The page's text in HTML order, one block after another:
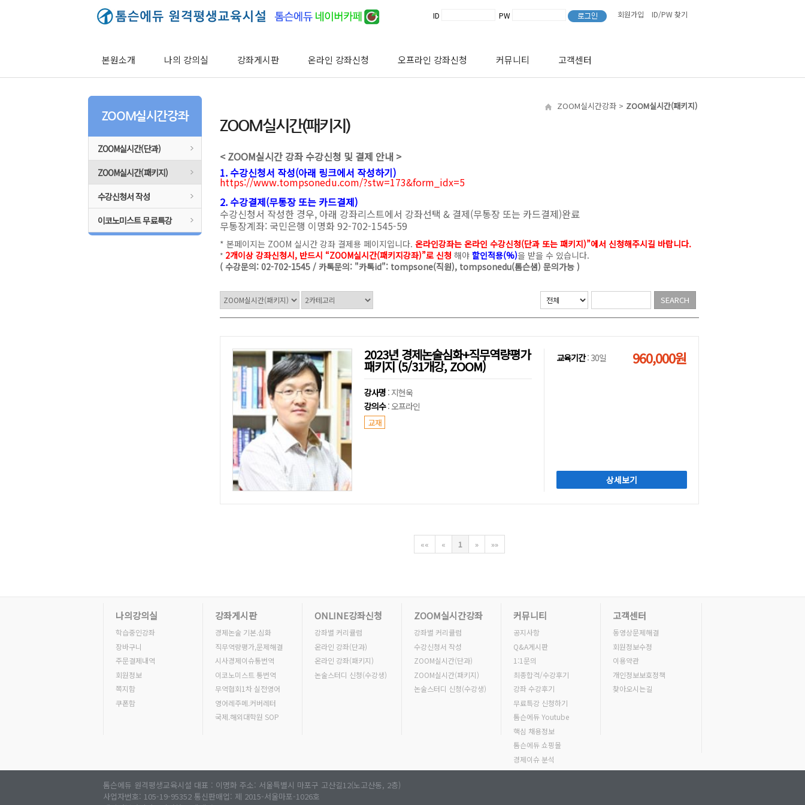
ID PW 회원가입 ID/PW 찾기
본원소개 나의 강의실 강좌게시판 온라인 강좌신청 오프라인 강좌신청 커뮤니티 고객센터
ZOOM실시간강좌 > ZOOM실시간(패키지)
ZOOM실시간강좌
ZOOM실시간(단과)
ZOOM실시간(패키지)
수강신청서 작성
이코노미스트 무료특강
ZOOM실시간(패키지)
< ZOOM실시간 강좌 수강신청 및 결제 안내 >
1. 수강신청서 작성(아래 링크에서 작성하기)
https://www.tompsonedu.com/?stw=173&form_idx=5
2. 수강결제(무통장 또는 카드결제)
수강신청서 작성한 경우, 아래 강좌리스트에서 강좌선택 & 결제(무통장 또는 카드결제)완료
무통장계좌: 국민은행 이명화 92-702-1545-59
* 본페이지는 ZOOM 실시간 강좌 결제용 페이지입니다. 온라인강좌는 온라인 수강신청(단과 또는 패키지)”에서 신청해주시길 바랍니다.
* 2개이상 강좌신청시, 반드시 “ZOOM실시간(패키지강좌)”로 신청 해야 할인적용(%)을 받을 수 있습니다.
( 수강문의: 02-702-1545 / 카톡문의: "카톡id": tompsone(직원), tompsonedu(톰슨샘) 문의가능 )
2023년 경제논술심화+직무역량평가
패키지 (5/31개강, ZOOM)
강사명 : 지현욱
강의수: 오프라인
교재
교육기간: 30일 960,000원
상세보기
«« « 1 » »»
나의강의실
학습중인강좌
장바구니
주문결제내역
회원정보
쪽지함
쿠폰함
강좌게시판
경제논술 기본.심화
직무역량평가,문제해결
시사경제이슈통번역
이코노미스트 통번역
무역협회1차 실전영어
영어레주메.커버레터
국제.해외대학원 SOP
ONLINE강좌신청
강좌별 커리큘럼
온라인 강좌(단과)
온라인 강좌(패키지)
논술스터디 신청(수강생)
ZOOM실시간강좌
강좌별 커리큘럼
수강신청서 작성
ZOOM실시간(단과)
ZOOM실시간(패키지)
논술스터디 신청(수강생)
커뮤니티
공지사항
Q&A게시판
1:1문의
최종합격/수강후기
강좌 수강후기
무료특강 신청하기
톰슨에듀 Youtube
핵심 채용정보
톰슨에듀 쇼핑몰
경제이슈 분석
고객센터
동영상문제해결
회원정보수정
이용약관
개인정보보호정책
찾아오시는길
톰슨에듀 원격평생교육시설 대표 : 이명화 주소: 서울특별시 마포구 고산길12(노고산동, 2층)
사업자번호: 105-19-95352 통신판매업: 제 2015-서울마포-1026호